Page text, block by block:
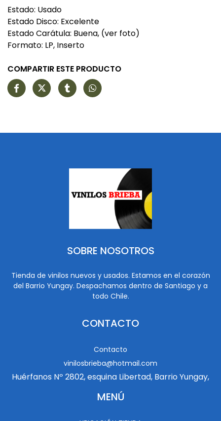
Estado: Usado
Estado Disco: Excelente
Estado Carátula: Buena, (ver foto)
Formato: LP, Inserto
COMPARTIR ESTE PRODUCTO
SOBRE NOSOTROS
Tienda de vinilos nuevos y usados. Estamos en el corazón
del Barrio Yungay. Despachamos dentro de Santiago y a
todo Chile.
CONTACTO
Contacto
vinilosbrieba@hotmail.com
Huérfanos Nº 2802, esquina Libertad, Barrio Yungay,
MENÚ